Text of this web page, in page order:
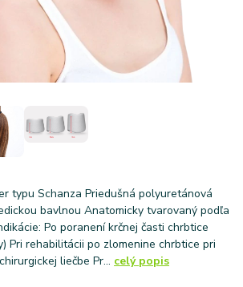
typu Schanza Priedušná polyuretánová
bavlnou Anatomicky tvarovaný podľa
Po poranení krčnej časti chrbtice
Pri rehabilitácii po zlomenine chrbtice pri
liečbe Pr... celý popis